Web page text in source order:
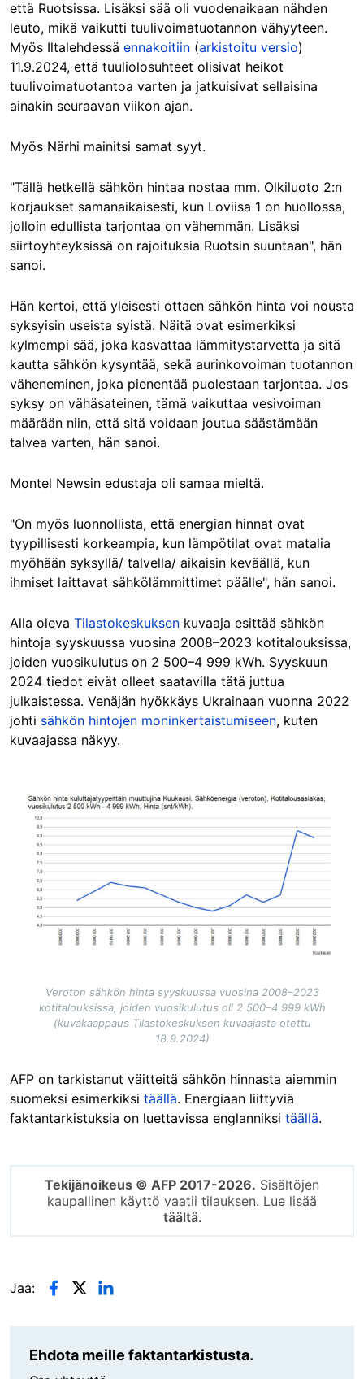
että Ruotsissa. Lisäksi sää oli vuodenaikaan nähden
leuto, mikä vaikutti tuulivoimatuotannon vähyyteen.
Myös Iltalehdessä ennakoitiin (arkistoitu versio)
11.9.2024, että tuuliolosuhteet olisivat heikot
tuulivoimatuotantoa varten ja jatkuisivat sellaisina
ainakin seuraavan viikon ajan.
Myös Närhi mainitsi samat syyt.
"Tällä hetkellä sähkön hintaa nostaa mm. Olkiluoto 2:n
korjaukset samanaikaisesti, kun Loviisa 1 on huollossa,
jolloin edullista tarjontaa on vähemmän. Lisäksi
siirtoyhteyksissä on rajoituksia Ruotsin suuntaan", hän
sanoi.
Hän kertoi, että yleisesti ottaen sähkön hinta voi nousta
syksyisin useista syistä. Näitä ovat esimerkiksi
kylmempi sää, joka kasvattaa lämmitystarvetta ja sitä
kautta sähkön kysyntää, sekä aurinkovoiman tuotannon
väheneminen, joka pienentää puolestaan tarjontaa. Jos
syksy on vähäsateinen, tämä vaikuttaa vesivoiman
määrään niin, että sitä voidaan joutua säästämään
talvea varten, hän sanoi.
Montel Newsin edustaja oli samaa mieltä.
"On myös luonnollista, että energian hinnat ovat
tyypillisesti korkeampia, kun lämpötilat ovat matalia
myöhään syksyllä/ talvella/ aikaisin keväällä, kun
ihmiset laittavat sähkölämmittimet päälle", hän sanoi.
Alla oleva Tilastokeskuksen kuvaaja esittää sähkön
hintoja syyskuussa vuosina 2008–2023 kotitalouksissa,
joiden vuosikulutus on 2 500–4 999 kWh. Syyskuun
2024 tiedot eivät olleet saatavilla tätä juttua
julkaistessa. Venäjän hyökkäys Ukrainaan vuonna 2022
johti sähkön hintojen moninkertaistumiseen, kuten
kuvaajassa näkyy.
Image
Veroton sähkön hinta syyskuussa vuosina 2008–2023
kotitalouksissa, joiden vuosikulutus oli 2 500–4 999 kWh
(kuvakaappaus Tilastokeskuksen kuvaajasta otettu
18.9.2024)
AFP on tarkistanut väitteitä sähkön hinnasta aiemmin
suomeksi esimerkiksi täällä. Energiaan liittyviä
faktantarkistuksia on luettavissa englanniksi täällä.
Tekijänoikeus © AFP 2017-2026. Sisältöjen
kaupallinen käyttö vaatii tilauksen. Lue lisää
täältä.
Jaa:
Ehdota meille faktantarkistusta.